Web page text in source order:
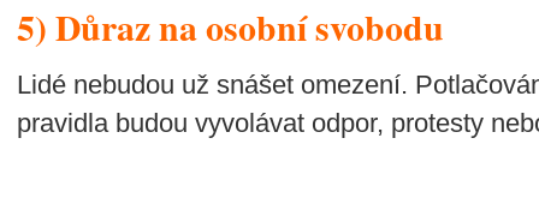
5) Důraz na osobní svobodu
Lidé nebudou už snášet omezení.
pravidla budou vyvolávat odpor, protesty